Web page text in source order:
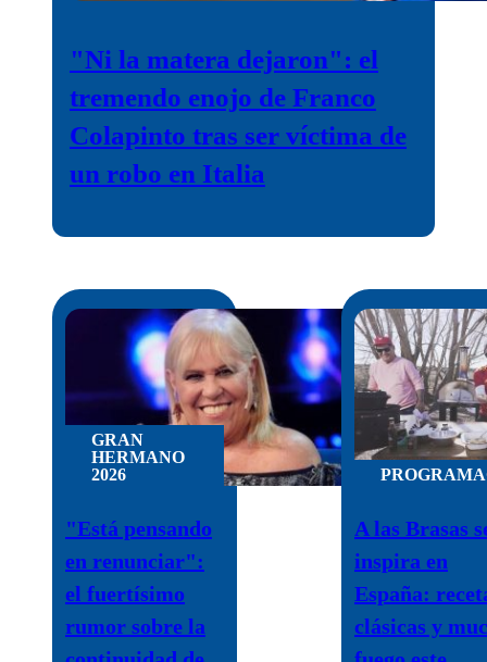
"Ni la matera dejaron": el
tremendo enojo de Franco
Colapinto tras ser víctima de
un robo en Italia
GRAN
HERMANO
2026
"Está pensando
en renunciar":
el fuertísimo
rumor sobre la
A las Brasas
inspira en
España:
clásicas y